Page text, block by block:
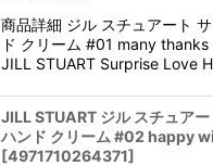
商品詳細 ジル スチュアート
ド クリーム #01 many thanks
JILL STUART Surprise Love
JILL STUART ジル スチュア
ハンド クリーム #02 happy
[4971710264371]